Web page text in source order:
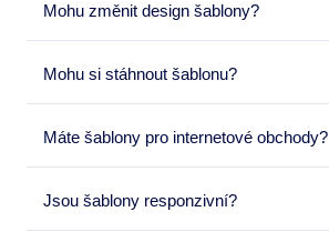
Mohu změnit design šablony?
Mohu si stáhnout šablonu?
Máte šablony pro internetové obchody?
Jsou šablony responzivní?